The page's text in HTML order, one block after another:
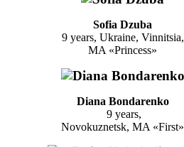
Sofia Dzuba
9 years, Ukraine, Vinnitsia,
MA «Princess»
Diana Bondarenko
9 years,
Novokuznetsk, MA «First»